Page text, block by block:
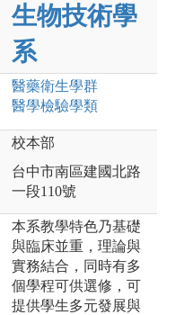
生物技術學
系
醫藥衛生學群
醫學檢驗學類
校本部
台中市南區建國北路
一段110號
本系教學特色乃基礎
與臨床並重，理論與
實務結合，同時有多
個學程可供選修，可
提供學生多元發展與